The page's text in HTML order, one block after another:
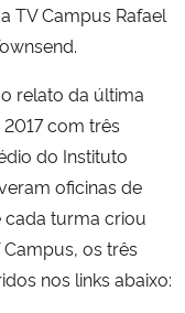
TV Campus Rafael
relato da última
com três
do Instituto
oficinas de
cada turma criou
os três
nos links abaixo: